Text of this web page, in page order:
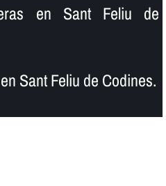
en Sant Feliu de
Sant Feliu de Codines.